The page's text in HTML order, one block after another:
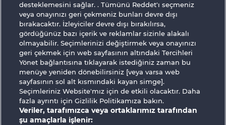
Mighty 40 Magic Book
Mystic Force Tower of Power
desteklemesini sağlar. . Tümünü Reddet'ı seçmeniz
veya onayınızı geri çekmeniz bunları devre dışı
bırakacaktır. İzleyiciler devre dışı bırakılırsa,
gördüğünüz bazı içerik ve reklamlar sizinle alakalı
olmayabilir. Seçimlerinizi değiştirmek veya onayınızı
geri çekmek için web sayfasının altındaki Tercihleri
Yönet bağlantısına tıklayarak istediğiniz zaman bu
menüye yeniden dönebilirsiniz [veya varsa web
sayfasının sol alt kısmındaki kayan simge].
Seçimleriniz Website'mız için de etkili olacaktır. Daha
fazla ayrıntı için Gizlilik Politikamıza bakın.
Veriler, tarafımızca veya ortaklarımız tarafından
şu amaçlarla işlenir: